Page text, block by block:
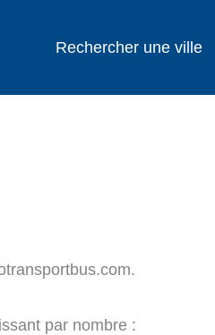
Rechercher une ville
par nombre :